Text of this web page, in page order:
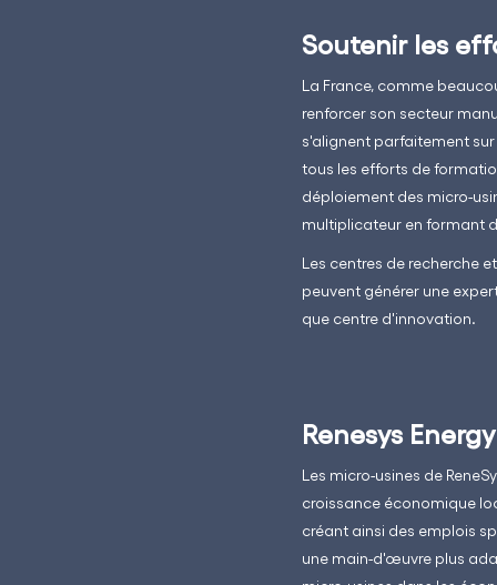
Soutenir les
La France, comme
renforcer son secteur
s'alignent parfaitement
tous les efforts de
déploiement des micro-
multiplicateur en formant
Les centres de recherche
peuvent générer une
que centre d'innovation.
Renesys
Les micro-usines de
croissance économique
créant ainsi des emplois
une main-d'œuvre plus